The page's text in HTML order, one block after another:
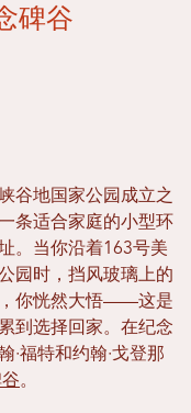
碑谷
谷地国家公园成立之
条适合家庭的小型环
。当你沿着163号美
园时，挡风玻璃上的
，你恍然大悟——这是
到选择回家。在纪念
·福特和约翰·戈登那
。